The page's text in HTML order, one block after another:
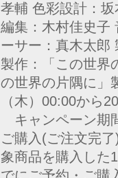
孝輔 色彩設計：
編集：木村佳史子
ーサー：真木太郎
製作：「この世界
の世界の片隅に」
（木）00:00から
キャンペーン期
ご購入(ご注文
象商品を購入し